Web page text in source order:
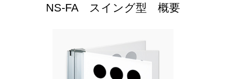
NS-FA スイング型 概要